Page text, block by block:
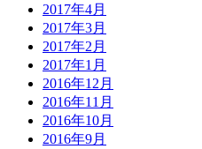
2017年4月
2017年3月
2017年2月
2017年1月
2016年12月
2016年11月
2016年10月
2016年9月